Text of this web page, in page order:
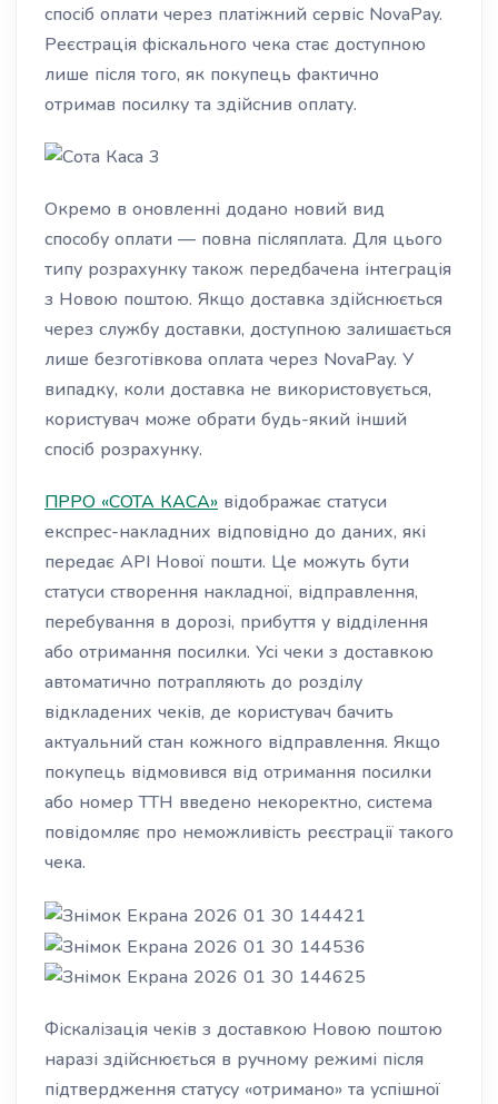
спосіб оплати через платіжний сервіс NovaPay.
Реєстрація фіскального чека стає доступною
лише після того, як покупець фактично
отримав посилку та здійснив оплату.
Окремо в оновленні додано новий вид
способу оплати — повна післяплата. Для цього
типу розрахунку також передбачена інтеграція
з Новою поштою. Якщо доставка здійснюється
через службу доставки, доступною залишається
лише безготівкова оплата через NovaPay. У
випадку, коли доставка не використовується,
користувач може обрати будь-який інший
спосіб розрахунку.
ПРРО «СОТА КАСА» відображає статуси
експрес-накладних відповідно до даних, які
передає API Нової пошти. Це можуть бути
статуси створення накладної, відправлення,
перебування в дорозі, прибуття у відділення
або отримання посилки. Усі чеки з доставкою
автоматично потрапляють до розділу
відкладених чеків, де користувач бачить
актуальний стан кожного відправлення. Якщо
покупець відмовився від отримання посилки
або номер ТТН введено некоректно, система
повідомляє про неможливість реєстрації такого
чека.
Фіскалізація чеків з доставкою Новою поштою
наразі здійснюється в ручному режимі після
підтвердження статусу «отримано» та успішної